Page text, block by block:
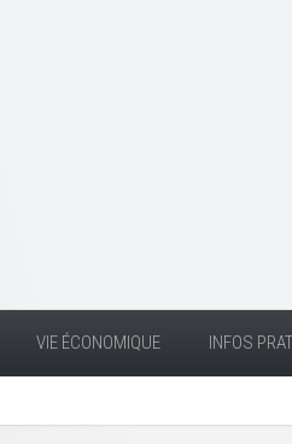
VIE ÉCONOMIQUE INFOS